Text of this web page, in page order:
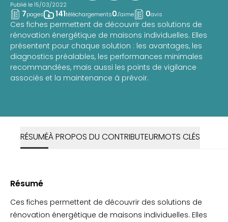
Publié le 15/03/2022
7pages 141téléchargements0J'aime 0avis
Ces fiches permettent de découvrir des solutions de
rénovation énergétique de maisons individuelles. Elles
présentent pour chaque solution : les avantages, les
diagnostics préalables, les performances minimales
recommandées, mais aussi les points de vigilance
associés et la maintenance à prévoir.
RÉSUMÉÀ PROPOS DU CONTRIBUTEURMOTS CLÉS
Résumé
Ces fiches permettent de découvrir des solutions de
rénovation énergétique de maisons individuelles. Elles